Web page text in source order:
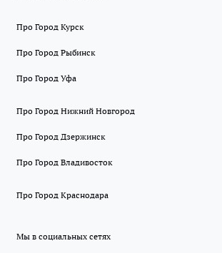
Про Город Курск
Про Город Рыбинск
Про Город Уфа
Про Город Нижний Новгород
Про Город Дзержинск
Про Город Владивосток
Про Город Краснодара
Мы в социальных сетях